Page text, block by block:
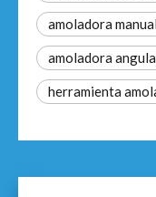
amoladora manual
amoladora
herramienta